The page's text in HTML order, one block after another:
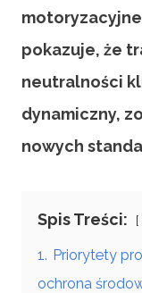
pokazuje, że
neutralności
dynamiczny,
nowych
Spis Treści:
1. Priorytety
ochrona